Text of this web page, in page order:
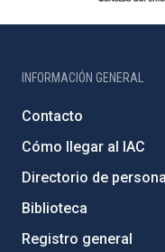
INFORMACIÓN GENERAL
Contacto
Cómo llegar al IAC
Directorio de personal
Biblioteca
Registro general